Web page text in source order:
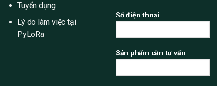
Tuyển dụng
Lý do làm việc tại
PyLoRa
Số điện thoại
Sản phẩm cần tư vấn